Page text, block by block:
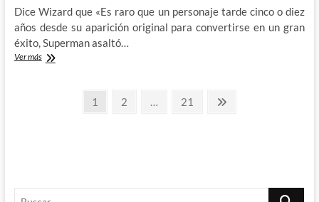
Dice Wizard que «Es raro que un personaje tarde cinco o diez
años desde su aparición original para convertirse en un gran
éxito, Superman asaltó…
Ver másLarry
PaginaciónPágina
1 Página
2 … Página
21
Página
Buscar